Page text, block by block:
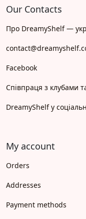
Our Contacts
Про DreamyShelf —
Facebook
Співпраця з клубами
DreamyShelf у
My account
Orders
Addresses
Payment methods